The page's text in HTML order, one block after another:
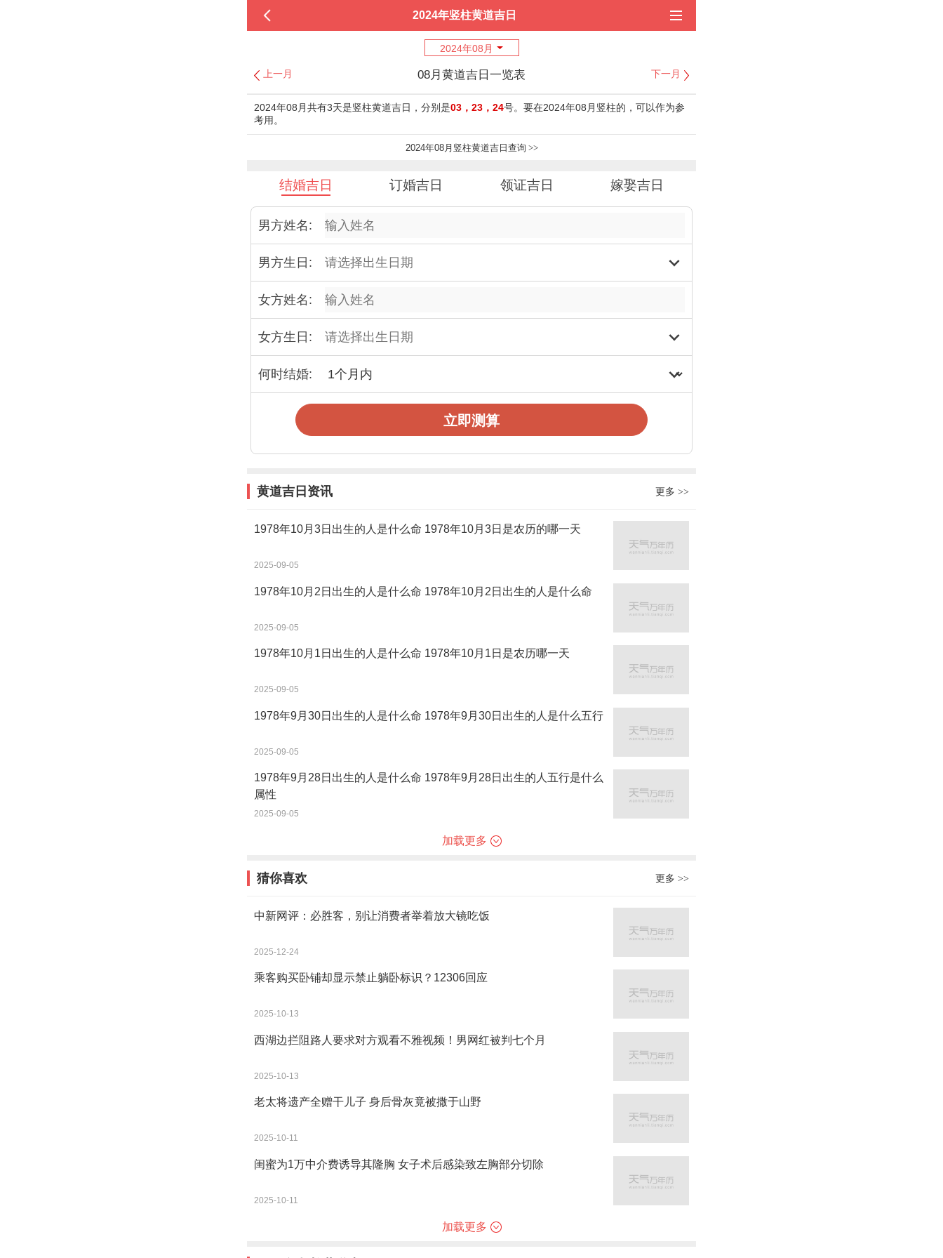
2024年竖柱黄道吉日
2024年08月
上一月 08月黄道吉日一览表 下一月
2024年08月共有3天是竖柱黄道吉日，分别是03，23，24号。要在2024年08月竖柱的，可以作为参
考用。
2024年08月竖柱黄道吉日查询 >>
结婚吉日 订婚吉日 领证吉日 嫁娶吉日
男方姓名:
男方生日:
女方姓名:
女方生日:
何时结婚:
立即测算
黄道吉日资讯 更多 >>
1978年10月3日出生的人是什么命 1978年10月3日是农历的哪一天
2025-09-05
1978年10月2日出生的人是什么命 1978年10月2日出生的人是什么命
2025-09-05
1978年10月1日出生的人是什么命 1978年10月1日是农历哪一天
2025-09-05
1978年9月30日出生的人是什么命 1978年9月30日出生的人是什么五行
2025-09-05
1978年9月28日出生的人是什么命 1978年9月28日出生的人五行是什么
属性
2025-09-05
加载更多
猜你喜欢 更多 >>
中新网评：必胜客，别让消费者举着放大镜吃饭
2025-12-24
乘客购买卧铺却显示禁止躺卧标识？12306回应
2025-10-13
西湖边拦阻路人要求对方观看不雅视频！男网红被判七个月
2025-10-13
老太将遗产全赠干儿子 身后骨灰竟被撒于山野
2025-10-11
闺蜜为1万中介费诱导其隆胸 女子术后感染致左胸部分切除
2025-10-11
加载更多